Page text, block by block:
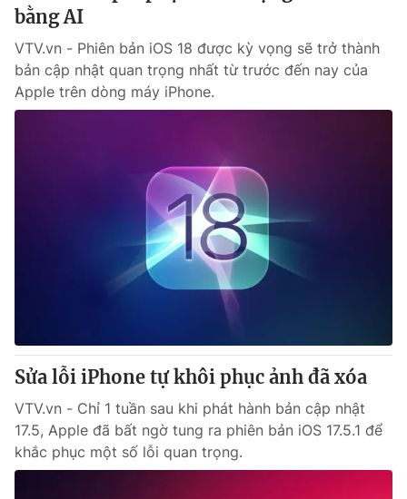
bằng AI
VTV.vn - Phiên bản iOS 18 được kỳ vọng sẽ trở thành
bản cập nhật quan trọng nhất từ trước đến nay của
Apple trên dòng máy iPhone.
Sửa lỗi iPhone tự khôi phục ảnh đã xóa
VTV.vn - Chỉ 1 tuần sau khi phát hành bản cập nhật
17.5, Apple đã bất ngờ tung ra phiên bản iOS 17.5.1 để
khắc phục một số lỗi quan trọng.